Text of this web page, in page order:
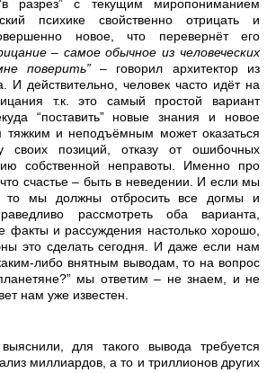
разрез” с текущим миропониманием
психике свойственно отрицать и
новое, что перевернёт его
– самое обычное из человеческих
поверить”– говорил архитектор из
И действительно, человек часто идёт на
т.к. это самый простой вариант
“поставить” новые знания и новое
и неподъёмным может оказаться
своих позиций, отказу от ошибочных
собственной неправоты. Именно про
счастье – быть в неведении. И если мы
то мы должны отбросить все догмы и
рассмотреть оба варианта,
факты и рассуждения настолько хорошо,
это сделать сегодня. И даже если нам
либо внятным выводам, то на вопрос
мы ответим – не знаем, и не
нам уже известен.
для такого вывода требуется
миллиардов, а то и триллионов других